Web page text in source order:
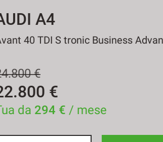
AUDI Q3
35 TDI S tronic Business
27.500 €
Tua da